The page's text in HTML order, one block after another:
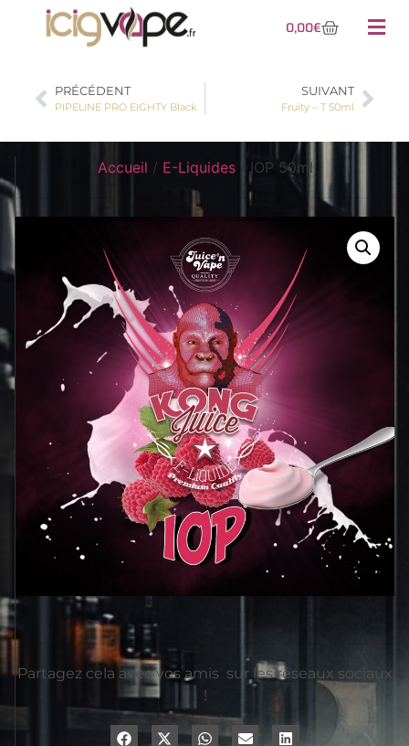
0,00€
PRÉCÉDENT
PIPELINE PRO EIGHTY Black
SUIVANT
Fruity – T 50ml
Accueil / E-Liquides/ IOP 50ml
Partagez cela avec vos amis sur les réseaux sociaux
!